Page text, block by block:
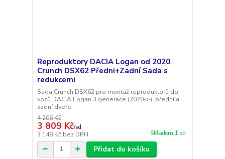
Reproduktory DACIA Logan od 2020
Crunch DSX62 Předni+Zadní Sada s
redukcemi
Sada Crunch DSX62 pro montáž reproduktorů do
vozů DACIA Logan 3.generace (2020->), přední a
zadní dveře
4 206 Kč
3 809 Kč/sd
3 148 Kč bez DPH Skladem 1 sd
Přidat do košíku